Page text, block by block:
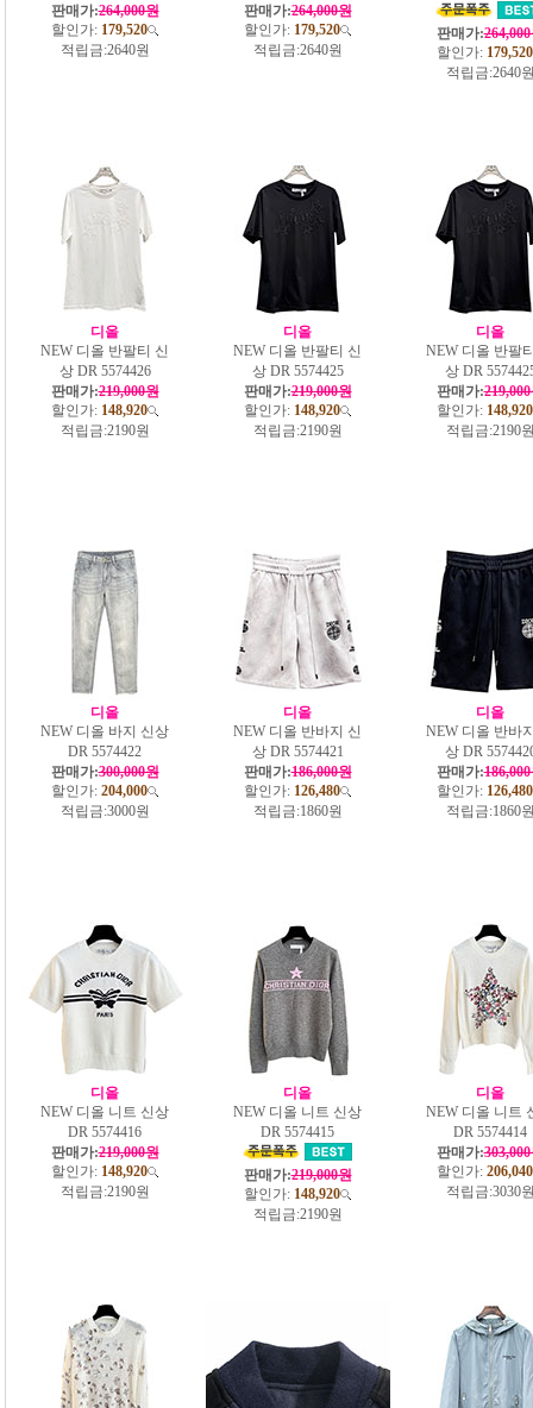
판매가:264,000원
할인가: 179,520
적립금:2640원
판매가:264,000원
할인가: 179,520
적립금:2640원
판매가:
할인가: 179,520
적립금:2640
디올
NEW 디올 반팔티 신
상 DR 5574426
판매가:219,000원
할인가: 148,920
적립금:2190원
디올
NEW 디올 반팔티 신
상 DR 5574425
판매가:219,000원
할인가: 148,920
적립금:2190원
디올
NEW 디올 반팔
상 DR
판매가:
할인가: 148,920
적립금:2190
디올
NEW 디올 바지 신상
DR 5574422
판매가:300,000원
할인가: 204,000
적립금:3000원
디올
NEW 디올 반바지 신
상 DR 5574421
판매가:186,000원
할인가: 126,480
적립금:1860원
디올
NEW 디올 반바
상 DR
판매가:
할인가: 126,480
적립금:1860
디올
NEW 디올 니트 신상
DR 5574416
판매가:219,000원
할인가: 148,920
적립금:2190원
디올
NEW 디올 니트 신상
DR 5574415
판매가:219,000원
할인가: 148,920
적립금:2190원
디올
NEW 디올 니트
DR 5574414
판매가:
할인가: 206,040
적립금:3030